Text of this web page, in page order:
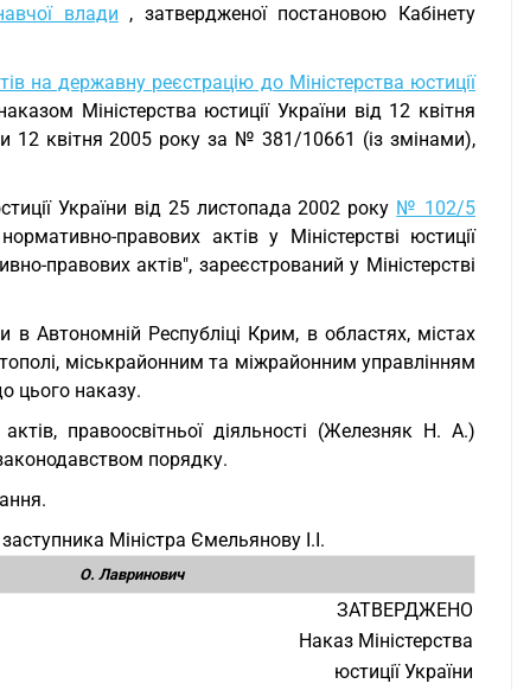
влади , затвердженої постановою Кабінету
на державну реєстрацію до Міністерства юстиції
Міністерства юстиції України від 12 квітня
12 квітня 2005 року за № 381/10661 (із змінами),
України від 25 листопада 2002 року № 102/5
правових актів у Міністерстві юстиції
правових актів", зареєстрований у Міністерстві
в Автономній Республіці Крим, в областях, містах
міськрайонним та міжрайонним управлінням
цього наказу.
правоосвітньої діяльності (Железняк Н. А.)
порядку.
Міністра Ємельянову І.І.
О. Лавринович
ЗАТВЕРДЖЕНО
Наказ Міністерства
юстиції України